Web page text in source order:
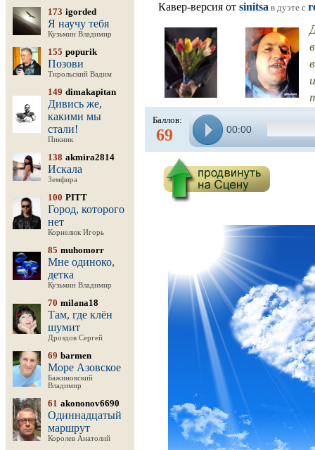
173 igorded
Я научу тебя
Кузьмин Владимир
155 popurik
Позови
Тирольский Вадим
149 dimakapitan
Дивись же,
какими мы
стали!
Пикник
138 akmira2814
Искала
Земфира
100 PITT
Город, которого
нет
Корнелюк Игорь
85 muhomorr
Мне одиноко,
детка
Кузьмин Владимир
70 milana18
Там, где клён
шумит
Дроздов Сергей
69 barmen
Море Азовское
Бажиновский
Владимир
61 akononov6690
Одиннадцатый
маршрут
Королев Анатолий
Кавер-версия от sinitsa в дуэте c
Баллов:
69 00:00